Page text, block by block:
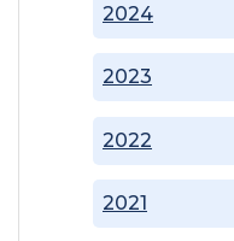
2021
2022
2023
2024